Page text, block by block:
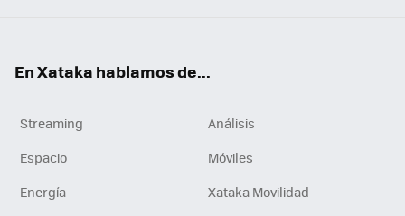
En Xataka hablamos de...
Streaming
Análisis
Espacio
Móviles
Energía
Xataka Movilidad